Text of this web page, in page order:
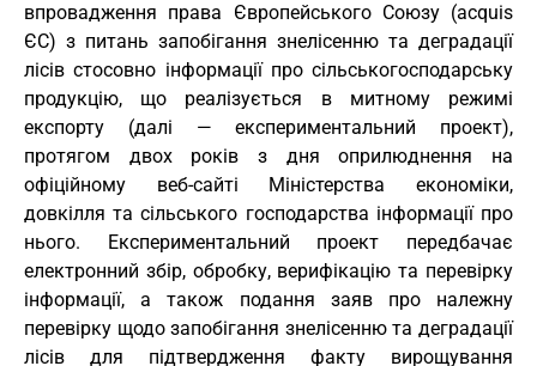
впровадження права Європейського Союзу (acquis
ЄС) з питань запобігання знелісенню та деградації
лісів стосовно інформації про сільськогосподарську
продукцію, що реалізується в митному режимі
експорту (далі — експериментальний проект),
протягом двох років з дня оприлюднення на
офіційному веб-сайті Міністерства економіки,
довкілля та сільського господарства інформації про
нього. Експериментальний проект передбачає
електронний збір, обробку, верифікацію та перевірку
інформації, а також подання заяв про належну
перевірку щодо запобігання знелісенню та деградації
лісів для підтвердження факту вирощування